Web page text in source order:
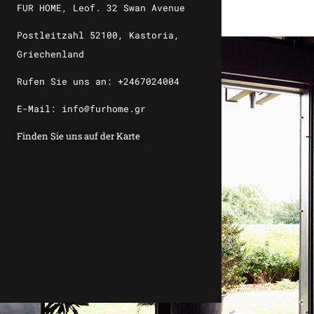
FUR HOME, Leof. 32 Swan Avenue
Postleitzahl 52100, Kastoria,
Griechenland
Rufen Sie uns an: +2467024004
E-Mail: info@furhome.gr
Finden Sie uns auf der Karte